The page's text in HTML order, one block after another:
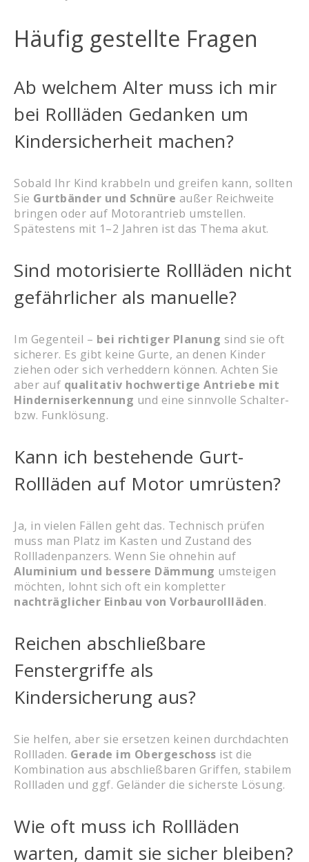
Häufig gestellte Fragen
Ab welchem Alter muss ich mir
bei Rollläden Gedanken um
Kindersicherheit machen?
Sobald Ihr Kind krabbeln und greifen kann, sollten
Sie Gurtbänder und Schnüre außer Reichweite
bringen oder auf Motorantrieb umstellen.
Spätestens mit 1–2 Jahren ist das Thema akut.
Sind motorisierte Rollläden nicht
gefährlicher als manuelle?
Im Gegenteil – bei richtiger Planung sind sie oft
sicherer. Es gibt keine Gurte, an denen Kinder
ziehen oder sich verheddern können. Achten Sie
aber auf qualitativ hochwertige Antriebe mit
Hinderniserkennung und eine sinnvolle Schalter-
bzw. Funklösung.
Kann ich bestehende Gurt-
Rollläden auf Motor umrüsten?
Ja, in vielen Fällen geht das. Technisch prüfen
muss man Platz im Kasten und Zustand des
Rollladenpanzers. Wenn Sie ohnehin auf
Aluminium und bessere Dämmung umsteigen
möchten, lohnt sich oft ein kompletter
nachträglicher Einbau von Vorbaurollläden.
Reichen abschließbare
Fenstergriffe als
Kindersicherung aus?
Sie helfen, aber sie ersetzen keinen durchdachten
Rollladen. Gerade im Obergeschoss ist die
Kombination aus abschließbaren Griffen, stabilem
Rollladen und ggf. Geländer die sicherste Lösung.
Wie oft muss ich Rollläden
warten, damit sie sicher bleiben?